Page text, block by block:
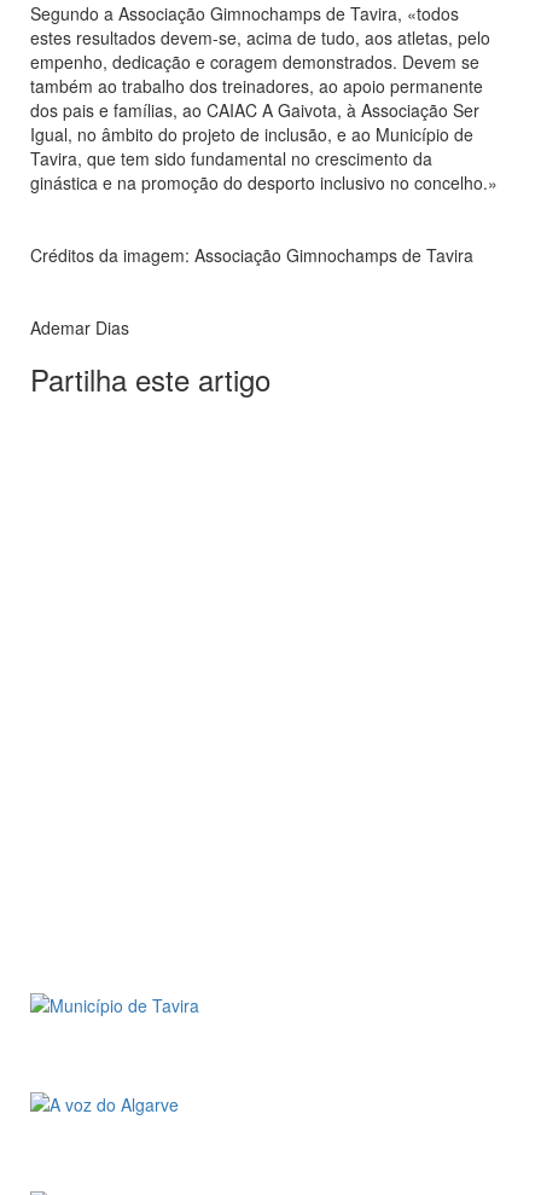
Segundo a Associação Gimnochamps de Tavira, «todos
estes resultados devem-se, acima de tudo, aos atletas, pelo
empenho, dedicação e coragem demonstrados. Devem se
também ao trabalho dos treinadores, ao apoio permanente
dos pais e famílias, ao CAIAC A Gaivota, à Associação Ser
Igual, no âmbito do projeto de inclusão, e ao Município de
Tavira, que tem sido fundamental no crescimento da
ginástica e na promoção do desporto inclusivo no concelho.»
Créditos da imagem: Associação Gimnochamps de Tavira
Ademar Dias
Partilha este artigo